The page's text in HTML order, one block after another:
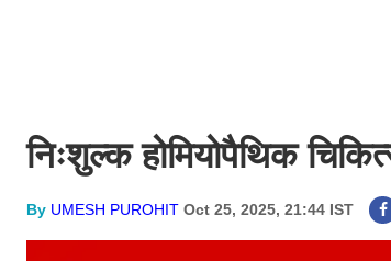
निःशुल्क होमियोपैथिक
By UMESH PUROHIT Oct 25, 2025, 21:44 IST